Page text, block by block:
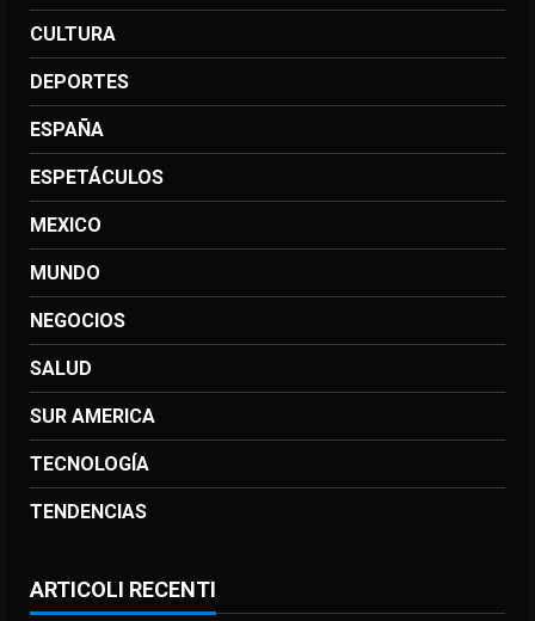
CULTURA
DEPORTES
ESPAÑA
ESPETÁCULOS
MEXICO
MUNDO
NEGOCIOS
SALUD
SUR AMERICA
TECNOLOGÍA
TENDENCIAS
ARTICOLI RECENTI